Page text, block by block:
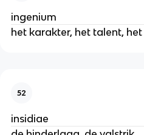
ingenium
het karakter, het talent,
52
insidiae